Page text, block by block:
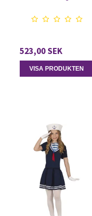
523,00 SEK
VISA PRODUKTEN